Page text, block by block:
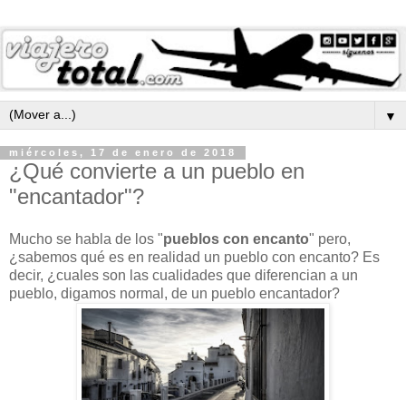
▼
miércoles, 17 de enero de 2018
¿Qué convierte a un pueblo en
"encantador"?
Mucho se habla de los "pueblos con encanto" pero,
¿sabemos qué es en realidad un pueblo con encanto? Es
decir, ¿cuales son las cualidades que diferencian a un
pueblo, digamos normal, de un pueblo encantador?